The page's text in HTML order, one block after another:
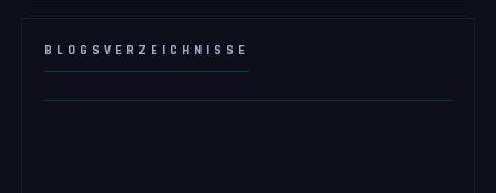
BLOGSVERZEICHNISSE